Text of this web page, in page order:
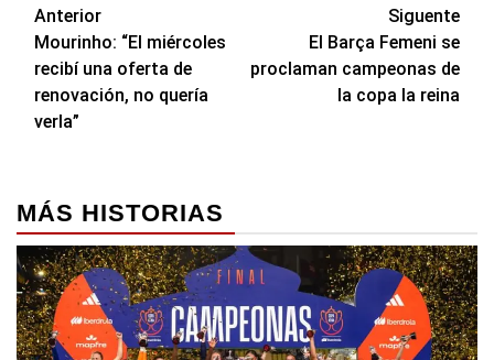
Navegación
de
entradas
Anterior
Mourinho: “El miércoles
recibí una oferta de
renovación, no quería
verla”
Siguente
El Barça Femeni se
proclaman campeonas de
la copa la reina
MÁS HISTORIAS